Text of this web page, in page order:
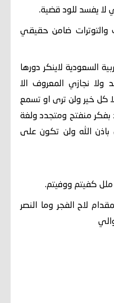
لا يفسد للود قضية.
ضامن حقيقي
السعودية لاينكر دورها
نجازي المعروف الا
كل خير ولن ترى او تسمع
بفكر منفتح ومتجدد ولغة
الله ولن تكون على
ملل كفيتم ووفيتم.
لاح الفجر وما النصر